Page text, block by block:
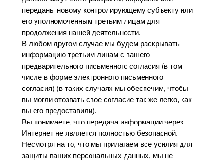
переданы новому контролирующему субъекту или
его уполномоченным третьим лицам для
продолжения нашей деятельности.
В любом другом случае мы будем раскрывать
информацию третьим лицам с вашего
предварительного письменного согласия (в том
числе в форме электронного письменного
согласия) (в таких случаях мы обеспечим, чтобы
вы могли отозвать свое согласие так же легко, как
вы его предоставили).
Вы понимаете, что передача информации через
Интернет не является полностью безопасной.
Несмотря на то, что мы прилагаем все усилия для
защиты ваших персональных данных, мы не